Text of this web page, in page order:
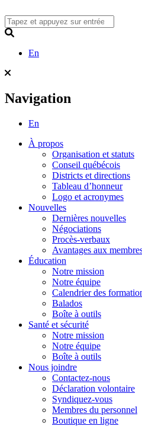
to
content
En
Navigation
En
À propos
Organisation et statuts
Conseil québécois
Districts et directions
Tableau d’honneur
Logo et acronymes
Nouvelles
Dernières nouvelles
Négociations
Procès-verbaux
Avantages aux
Éducation
Notre mission
Notre équipe
Calendrier des
Balados
Boîte à outils
Santé et sécurité
Notre mission
Notre équipe
Boîte à outils
Nous joindre
Contactez-nous
Déclaration volontaire
Syndiquez-vous
Membres du personnel
Boutique en ligne